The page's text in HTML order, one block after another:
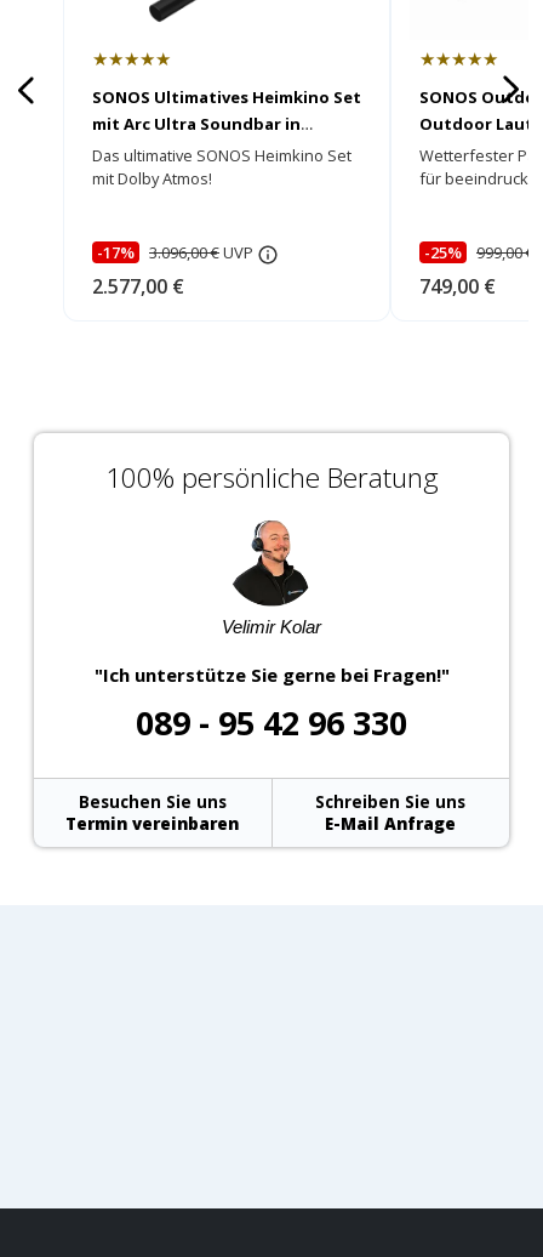
★★★★★
SONOS Ultimatives Heimkino Set
mit Arc Ultra Soundbar in
schwarz
Das ultimative SONOS Heimkino Set
mit Dolby Atmos!
-17% 3.096,00 €UVP
2.577,00 €
★★★★★
SONOS
Outdoor
Wetterfester
für
-25% 999,00 €
749,00 €
100% persönliche Beratung
Velimir Kolar
"Ich unterstütze Sie gerne bei Fragen!"
089 - 95 42 96 330
Besuchen Sie uns
Termin vereinbaren
Schreiben Sie uns
E-Mail Anfrage